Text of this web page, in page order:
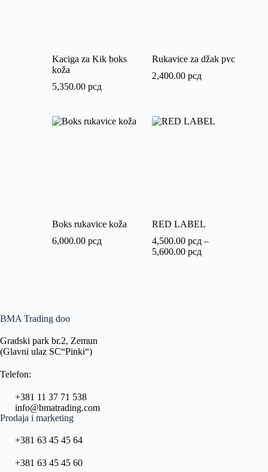
Kaciga za Kik boks
koža
5,350.00 рсд
Rukavice za džak pvc
2,400.00 рсд
Boks rukavice koža
6,000.00 рсд
RED LABEL
4,500.00 рсд –
5,600.00 рсд
BMA Trading doo
Gradski park br.2, Zemun
(Glavni ulaz SC“Pinki“)
Telefon:
+381 11 37 71 538
info@bmatrading.com
Prodaja i marketing
+381 63 45 45 64
+381 63 45 45 60